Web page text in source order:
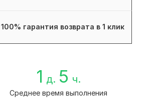
100% гарантия возврата в 1 клик
1 д. 5 ч.
Среднее время выполнения